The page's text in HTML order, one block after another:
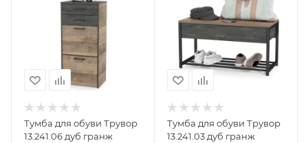
Тумба для обуви Трувор
13.241.06 дуб гранж
Тумба для обуви Трувор
13.241.03 дуб гранж